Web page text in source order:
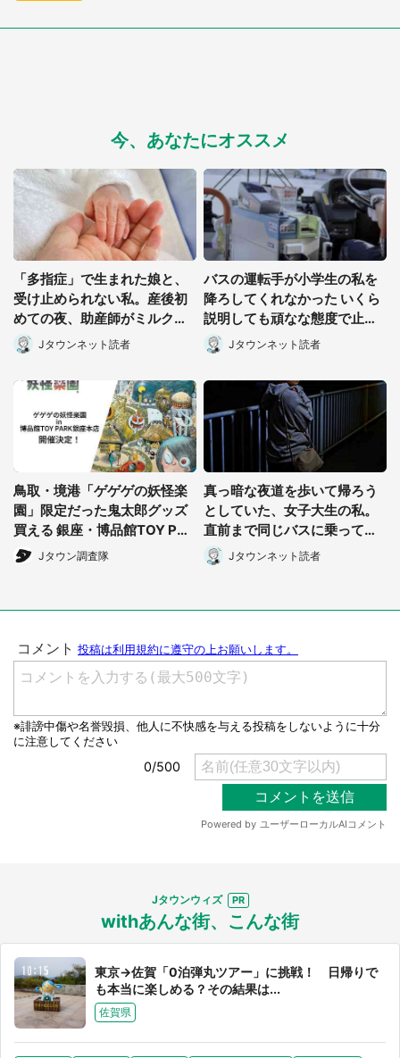
今、あなたにオススメ
「多指症」で生まれた娘と、
受け止められない私。産後初
めての夜、助産師がミルクを
あげてるのを見て...(静岡県・
20代女性)
Jタウンネット読者
バスの運転手が小学生の私を
降ろしてくれなかった いくら
説明しても頑なな態度で止め
られ(北海道・50代女性)
Jタウンネット読者
鳥取・境港「ゲゲゲの妖怪楽
園」限定だった鬼太郎グッズ
買える 銀座・博品館TOY PAR
Kへ急げ【8/8~31】
Jタウン調査隊
真っ暗な夜道を歩いて帰ろう
としていた、女子大生の私。
直前まで同じバスに乗ってた
男性に声をかけられて(長野
県・50代女性)
Jタウンネット読者
Jタウンウィズ
withあんな街、こんな街
東京→佐賀「0泊弾丸ツアー」に挑戦！ 日帰りで
も本当に楽しめる？その結果は...
佐賀県